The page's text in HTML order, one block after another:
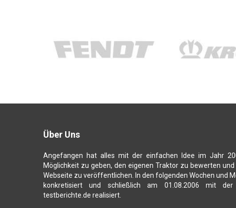
Über Uns
Angefangen hat alles mit der einfachen Idee im Jahr
Möglichkeit zu geben, den eigenen Traktor zu bewerten
Webseite zu veröffentlichen. In den folgenden Wochen und
konkretisiert und schließlich am 01.08.2006 mit der
testberichte.de realisiert.